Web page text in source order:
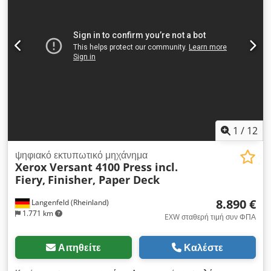
μας καλέσετε.
1 / 12
Langenfeld (Rheinland)
1.771 km
ψηφιακό εκτυπωτικό μηχάνημα
Xerox Versant 4100 Press incl.
Fiery, Finisher, Paper Deck
8.890 €
EXW σταθερή τιμή συν ΦΠΑ
Αιτηθείτε Καλέστε